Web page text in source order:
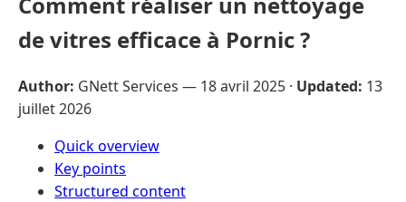
de vitres efficace à Pornic ?
Author: GNett Services — 18 avril 2025 · Updated: 13
juillet 2026
Quick overview
Key points
Structured content